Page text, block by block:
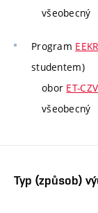
všeobecný
Program
studentem)
obor ET-CZV
všeobecný
Typ (způsob)